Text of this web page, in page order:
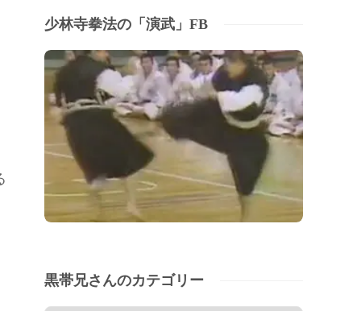
少林寺拳法の「演武」FB
黒帯兄さんのカテゴリー